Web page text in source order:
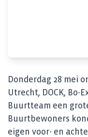
Donderdag 28 mei
Utrecht, DOCK, Bo-
Buurtteam een
Buurtbewoners
eigen voor- en